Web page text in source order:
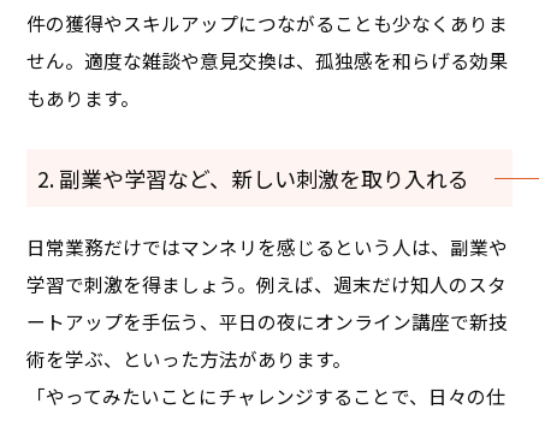
件の獲得やスキルアップにつながることも少なくありま
せん。適度な雑談や意見交換は、孤独感を和らげる効果
もあります。
2. 副業や学習など、新しい刺激を取り入れる
日常業務だけではマンネリを感じるという人は、副業や
学習で刺激を得ましょう。例えば、週末だけ知人のスタ
ートアップを手伝う、平日の夜にオンライン講座で新技
術を学ぶ、といった方法があります。
「やってみたいことにチャレンジすることで、日々の仕